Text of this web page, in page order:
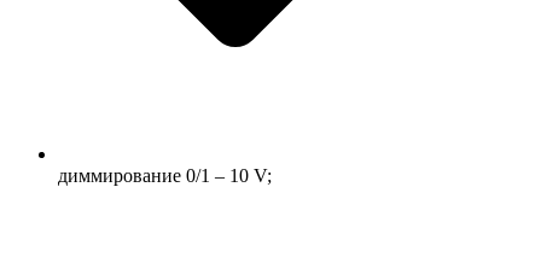
диммирование 0/1 – 10 V;